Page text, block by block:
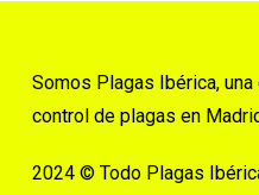
Somos Plagas Ibérica,
control de plagas en
2024 © Todo Plagas